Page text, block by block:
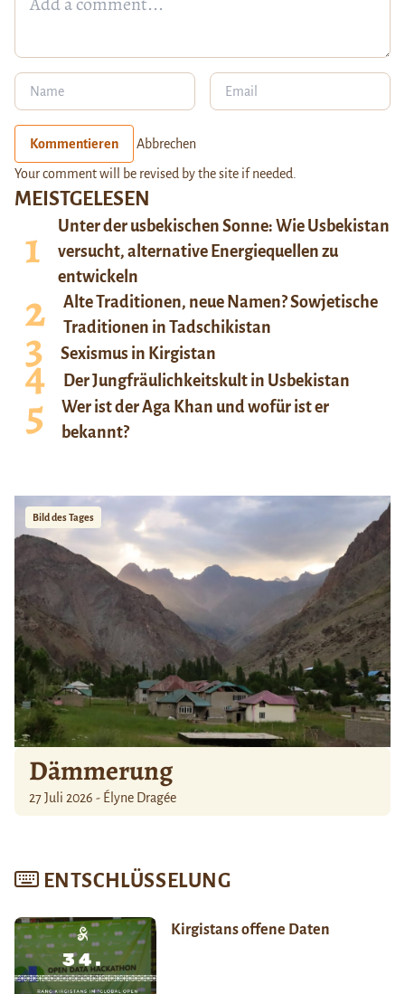
MEISTGELESEN
Unter der usbekischen Sonne: Wie Usbekistan
versucht, alternative Energiequellen zu
entwickeln
Alte Traditionen, neue Namen? Sowjetische
Traditionen in Tadschikistan
Sexismus in Kirgistan
Der Jungfräulichkeitskult in Usbekistan
Wer ist der Aga Khan und wofür ist er
bekannt?
Bild des Tages
Dämmerung
27 Juli 2026 - Élyne Dragée
ENTSCHLÜSSELUNG
Kirgistans offene Daten
Kommentieren Abbrechen
Your comment will be revised by the site if needed.